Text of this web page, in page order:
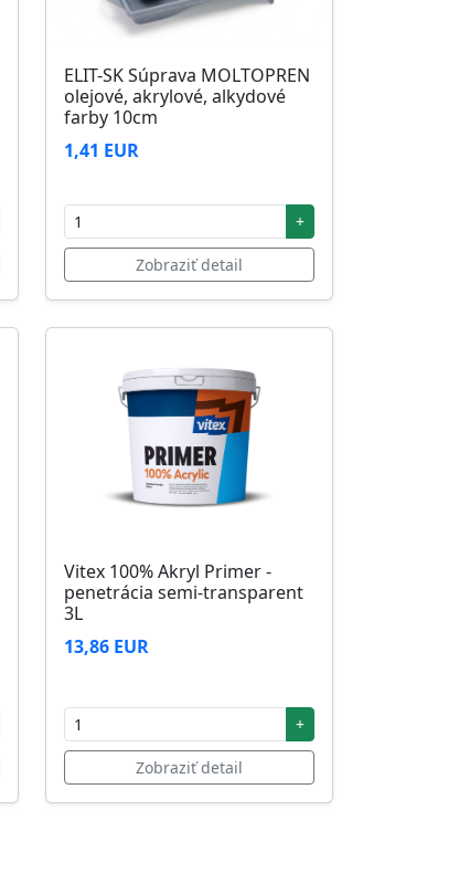
ELIT-SK Súprava MOLTOPREN
olejové, akrylové, alkydové
farby 10cm
1,41 EUR
+
Zobraziť detail
Vitex 100% Akryl Primer -
penetrácia semi-transparent
3L
13,86 EUR
+
Zobraziť detail